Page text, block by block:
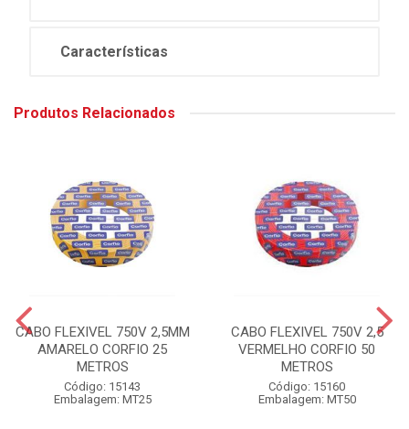
Características
Produtos Relacionados
CABO FLEXIVEL 750V 2,5MM
AMARELO CORFIO 25
METROS
Código: 15143
Embalagem: MT25
CABO FLEXIVEL 750V 2,5
VERMELHO CORFIO 50
METROS
Código: 15160
Embalagem: MT50